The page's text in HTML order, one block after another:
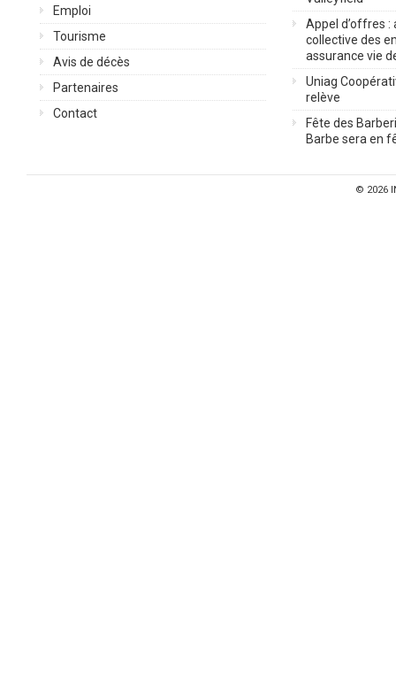
Emploi
Tourisme
Avis de décès
Partenaires
Contact
Appel d’offres :
collective des
assurance vie
Uniag
relève
Fête des
Barbe sera en
© 2026